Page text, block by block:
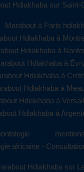
Hdiakhaba sur Saint-
Marabout à Paris
Hdiakhaba à
Hdiakhaba à
Hdiakhaba à
Hdiakhaba à
Hdiakhaba à
Hdiakhaba à
Hdiakhaba à
africaine -
Hdiakhaba sur